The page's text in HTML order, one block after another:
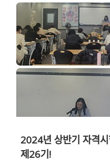
2024년 상반기 자격
제26기!